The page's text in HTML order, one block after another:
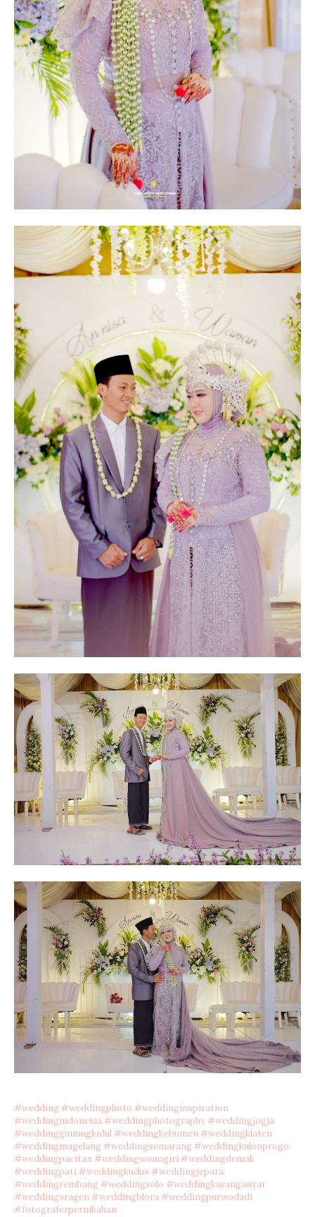
#wedding#weddingphoto #weddinginspiration
#weddingindonesia#weddingphotography#weddingjogja
#weddinggunungkidul#weddingkebumen#weddingklaten
#weddingmagelang#weddingsemarang#weddingkulonprogo
#weddingpacitan#weddingwonogiri#weddingdemak
#weddingpati#weddingkudus #weddingjepara
#weddingrembang#weddingsolo #weddingkaranganyar
#weddingsragen#weddingblora#weddingpurwodadi
#fotograferpernikahan